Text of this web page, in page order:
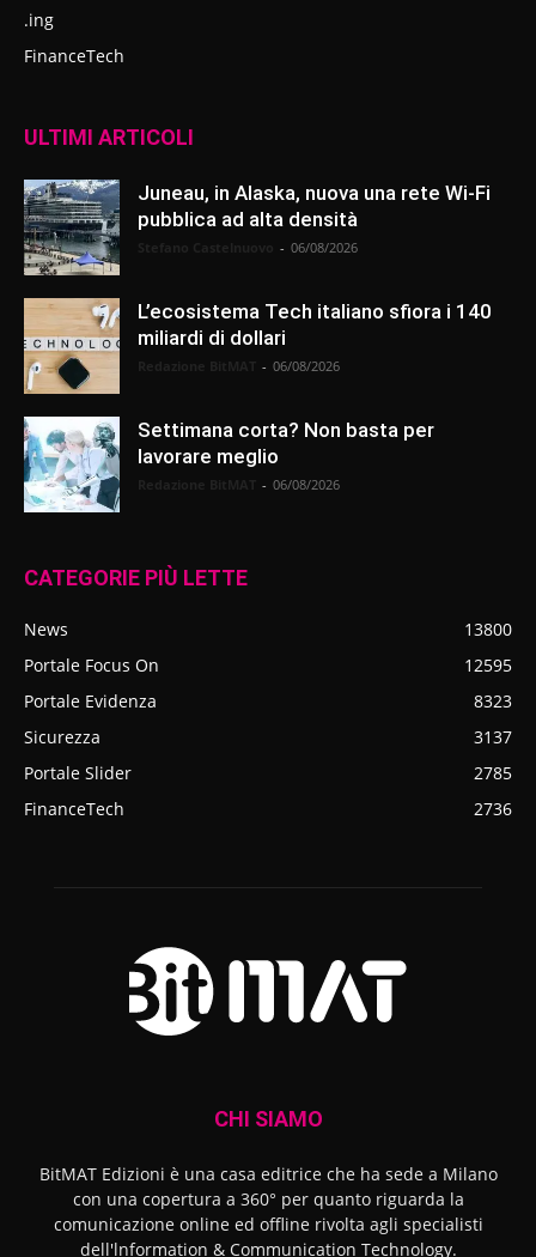
.ing
FinanceTech
ULTIMI ARTICOLI
Juneau, in Alaska, nuova una rete Wi-Fi
pubblica ad alta densità
- 06/08/2026
L’ecosistema Tech italiano sfiora i 140
miliardi di dollari
- 06/08/2026
Settimana corta? Non basta per
lavorare meglio
- 06/08/2026
CATEGORIE PIÙ LETTE
News
13800
Portale Focus On
12595
Portale Evidenza
8323
Sicurezza
3137
Portale Slider
2785
FinanceTech
2736
CHI SIAMO
BitMAT Edizioni è una casa editrice che ha sede a Milano
con una copertura a 360° per quanto riguarda la
comunicazione online ed offline rivolta agli specialisti
dell'lnformation & Communication Technology.